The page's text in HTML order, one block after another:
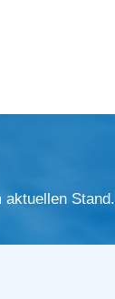
aktuellen Stand.